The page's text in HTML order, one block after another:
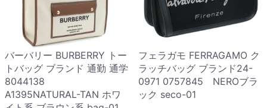
バーバリー BURBERRY トー
トバッグ ブランド 通勤 通学
8044138
A1395NATURAL-TAN ホワ
フェラガモ FERRAGAMO ク
ラッチバッグ ブランド24-
0971 0757845 NEROブラ
ック seco-01